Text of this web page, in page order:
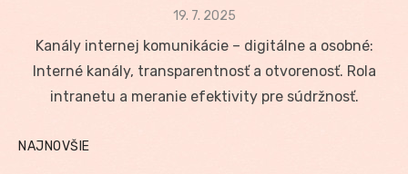
Posted
19. 7. 2025
Kanály internej komunikácie – digitálne a osobné:
Interné kanály, transparentnosť a otvorenosť. Rola
intranetu a meranie efektivity pre súdržnosť.
NAJNOVŠIE